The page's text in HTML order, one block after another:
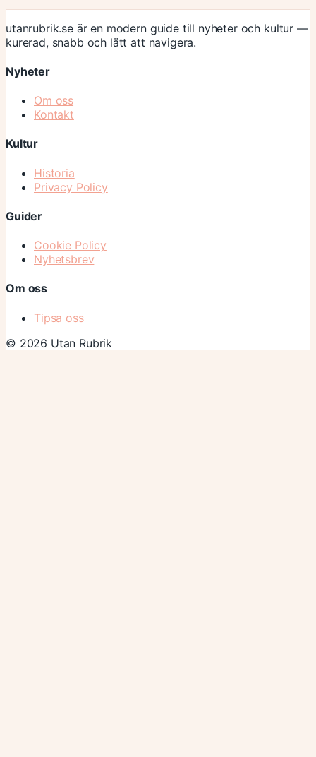
utanrubrik.se är en modern guide till nyheter och kultur —
kurerad, snabb och lätt att navigera.
Nyheter
Om oss
Kontakt
Kultur
Historia
Privacy Policy
Guider
Cookie Policy
Nyhetsbrev
Om oss
Tipsa oss
© 2026 Utan Rubrik